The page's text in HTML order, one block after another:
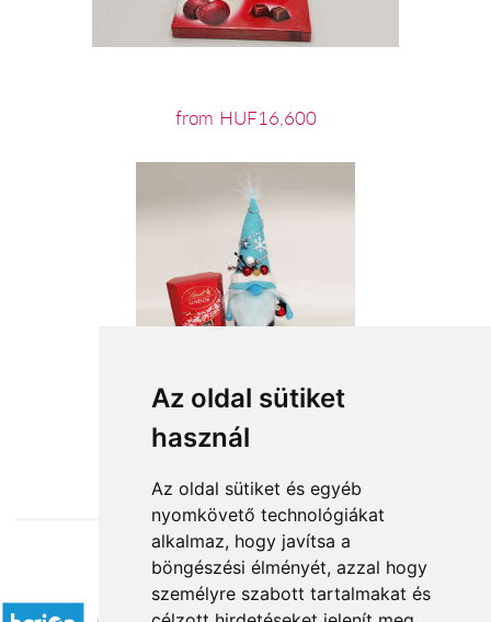
Az oldal sütiket
használ
Az oldal sütiket és egyéb
nyomkövető technológiákat
alkalmaz, hogy javítsa a
böngészési élményét, azzal hogy
személyre szabott tartalmakat és
from HUF16,600
from HUF15,560
Accepted payment methods